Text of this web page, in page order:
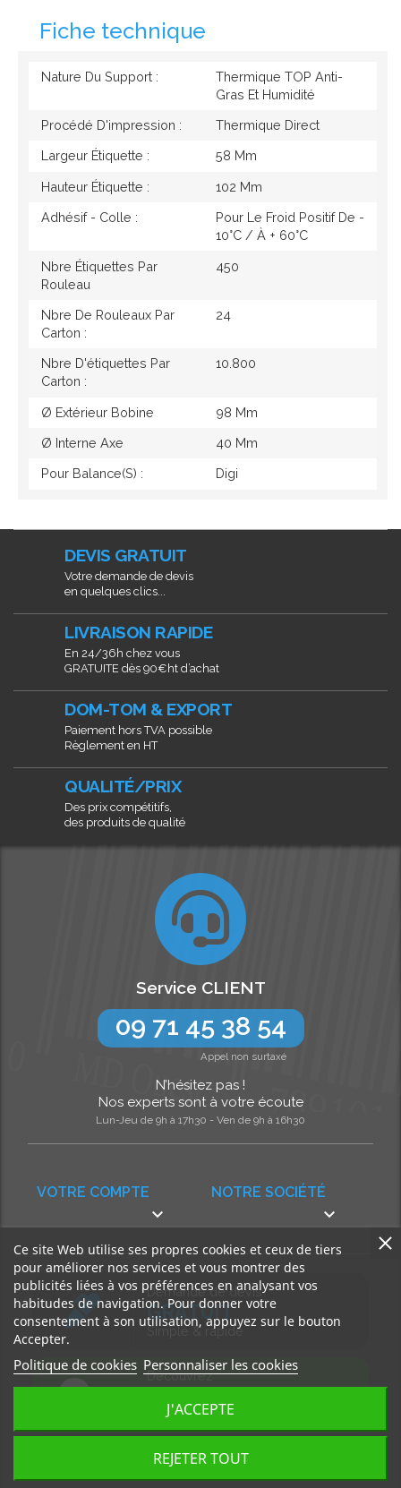
Fiche technique
Nature Du Support :
Thermique TOP Anti-
Gras Et Humidité
Procédé D'impression : Thermique Direct
Largeur Étiquette : 58 Mm
Hauteur Étiquette : 102 Mm
Adhésif - Colle :
Pour Le Froid Positif De -
10°c / À + 60°c
Nbre Étiquettes Par
Rouleau
450
Nbre De Rouleaux Par
Carton :
24
Nbre D'étiquettes Par
Carton :
10.800
Ø Extérieur Bobine 98 Mm
Ø Interne Axe 40 Mm
Pour Balance(s) : Digi
DEVIS GRATUIT
Votre demande de devis
en quelques clics...
LIVRAISON RAPIDE
En 24/36h chez vous
GRATUITE dès 90€ht d’achat
DOM-TOM & EXPORT
Paiement hors TVA possible
Règlement en HT
QUALITÉ/PRIX
Des prix compétitifs,
des produits de qualité
NOTRE SOCIÉTÉ

VOTRE COMPTE

Service CLIENT
09 71 45 38 54
Appel non surtaxé
N’hésitez pas !
Nos experts sont à votre écoute
Lun-Jeu de 9h à 17h30 - Ven de 9h à 16h30
Demande de devis
GRATUIT
Simple & rapide
Découvrez
Accédez à nos articles
Ce site Web utilise ses propres cookies et ceux de tiers
pour améliorer nos services et vous montrer des
publicités liées à vos préférences en analysant vos
habitudes de navigation. Pour donner votre
consentement à son utilisation, appuyez sur le bouton
Accepter.
Politique de cookies Personnaliser les cookies
REJETER TOUT
J'ACCEPTE
Tous droits réservés, MD Ouest © 2026